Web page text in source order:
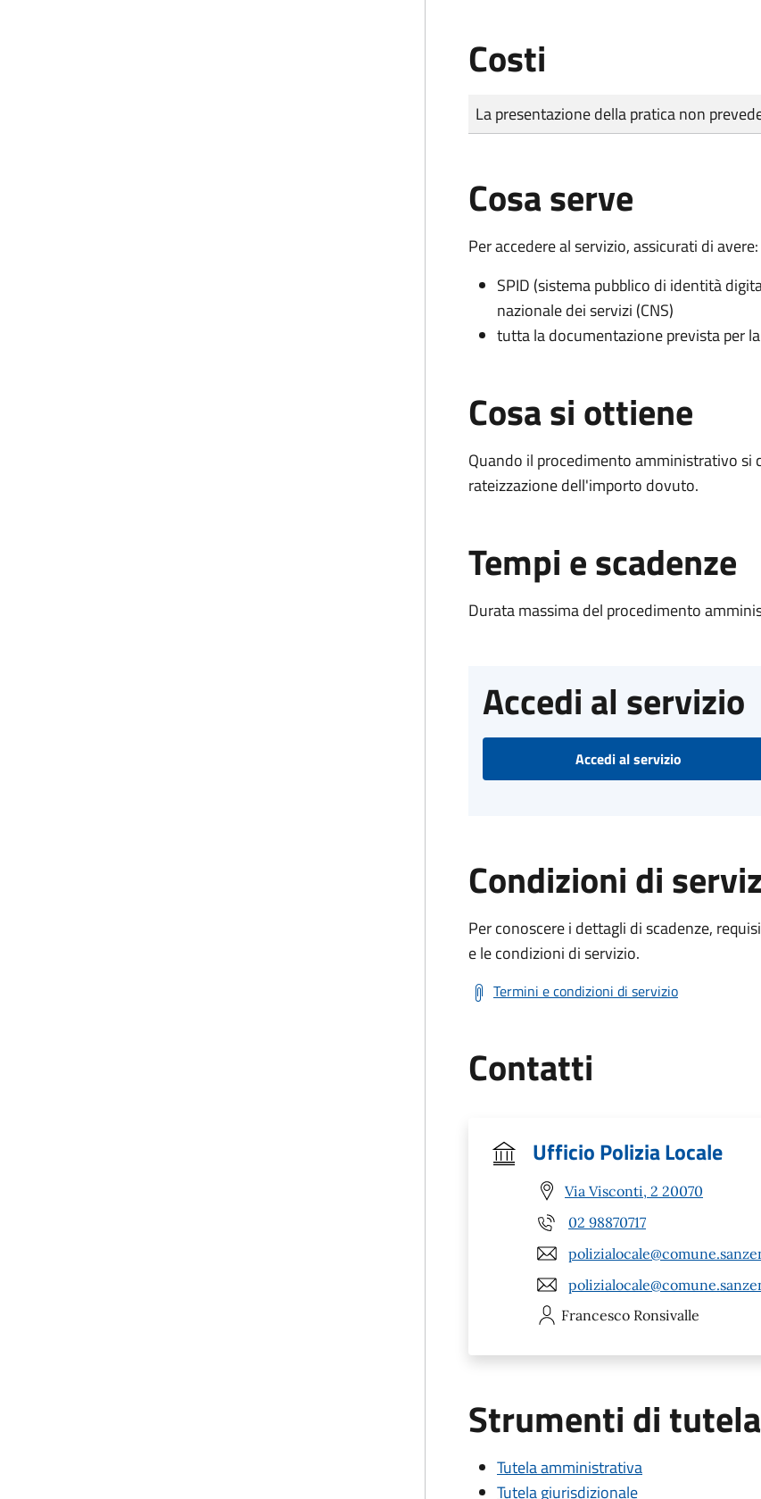
Costi
Tipo di pagamento
Importo
La presentazione della pratica non
Cosa serve
Per accedere al servizio, assicurati di avere:
SPID (sistema pubblico di identità
nazionale dei servizi (CNS)
tutta la documentazione prevista per
Cosa si ottiene
Quando il procedimento amministrativo
rateizzazione dell'importo dovuto.
Tempi e scadenze
Durata massima del procedimento
Accedi al servizio
Accedi al servizio
Condizioni di
Per conoscere i dettagli di scadenze,
e le condizioni di servizio.
Termini e condizioni di servizio
Contatti
Ufficio Polizia Locale
Via Visconti, 2 20070
02 98870717
Francesco Ronsivalle
Strumenti di tutela
Tutela amministrativa
Tutela giurisdizionale